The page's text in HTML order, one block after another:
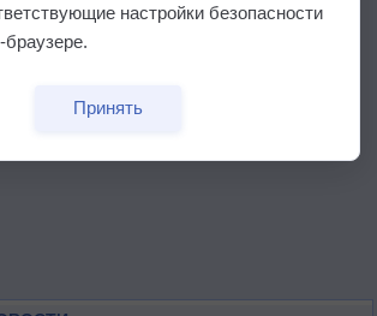
настройки безопасности
Принять